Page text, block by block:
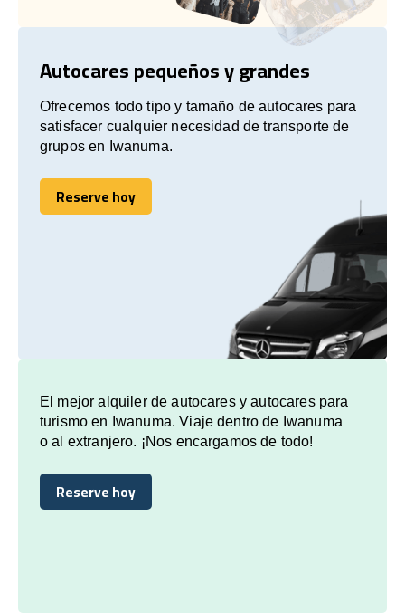
Autocares pequeños y grandes
Ofrecemos todo tipo y tamaño de autocares para
satisfacer cualquier necesidad de transporte de
grupos en Iwanuma.
Reserve hoy
Reserve hoy
El mejor alquiler de autocares y autocares para
turismo en Iwanuma. Viaje dentro de Iwanuma
o al extranjero. ¡Nos encargamos de todo!
Reserve hoy
Reserve hoy